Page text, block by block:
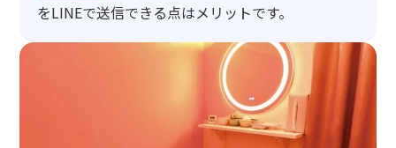
をLINEで送信できる点はメリットです。